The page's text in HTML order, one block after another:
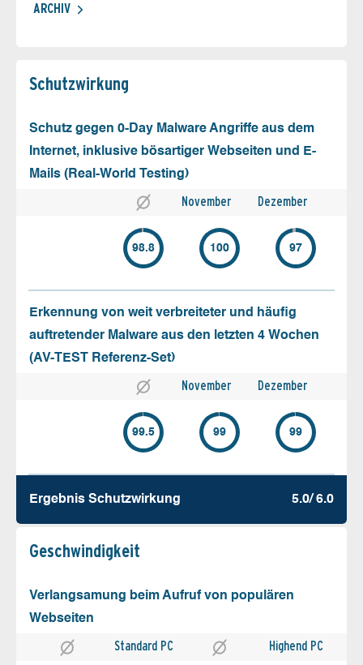
ARCHIV
Schutz­wirkung
Schutz gegen 0-Day Malware Angriffe aus dem
Internet, inklusive bösartiger Webseiten und E-
Mails (Real-World Testing)
November Dezember
98.8 100 97
Erkennung von weit verbreiteter und häufig
auftretender Malware aus den letzten 4 Wochen
(AV-TEST Referenz-Set)
November Dezember
99.5 99 99
Ergebnis Schutz­wirkung 5.0/ 6.0
Geschw­indigkeit
Verlangsamung beim Aufruf von populären
Webseiten
Standard PC Highend PC